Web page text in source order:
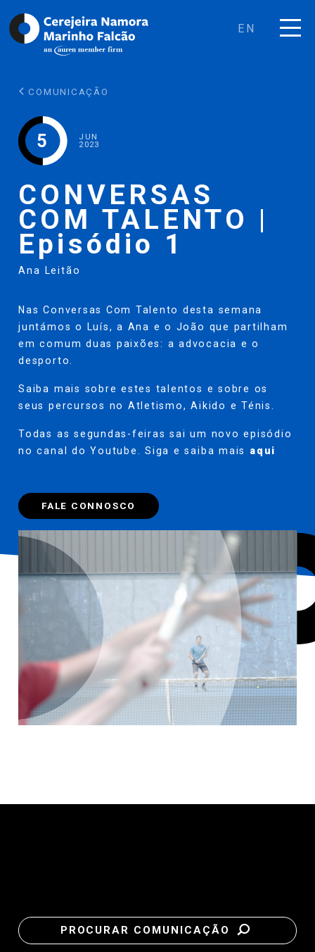
EN
COMUNICAÇÃO
5 JUN
2023
CONVERSAS
COM TALENTO |
Episódio 1
Ana Leitão
Nas Conversas Com Talento desta semana
juntámos o Luís, a Ana e o João que partilham
em comum duas paixões: a advocacia e o
desporto.
Saiba mais sobre estes talentos e sobre os
seus percursos no Atletismo, Aikido e Ténis.
Todas as segundas-feiras sai um novo episódio
no canal do Youtube. Siga e saiba mais aqui
FALE CONNOSCO
PROCURAR COMUNICAÇÃO